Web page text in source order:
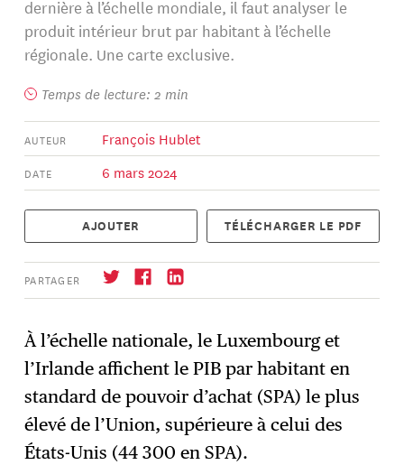
dernière à l’échelle mondiale, il faut analyser le
produit intérieur brut par habitant à l’échelle
régionale. Une carte exclusive.
Temps de lecture: 2 min
AUTEUR François Hublet
DATE 6 mars 2024
AJOUTER TÉLÉCHARGER LE PDF
PARTAGER
→ S'abonner
À l’échelle nationale, le Luxembourg et
l’Irlande affichent le PIB par habitant en
standard de pouvoir d’achat (SPA) le plus
élevé de l’Union, supérieure à celui des
États-Unis (44 300 en SPA).